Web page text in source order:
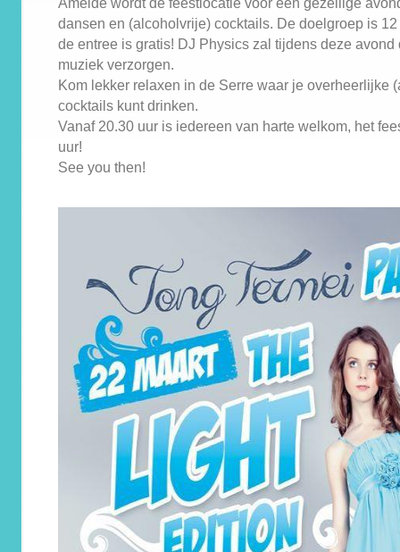
dansen en (alcoholvrije) cocktails. De doelgroep is
de entree is gratis! DJ Physics zal tijdens deze avond
muziek verzorgen.
Kom lekker relaxen in de Serre waar je overheerlijke
cocktails kunt drinken.
Vanaf 20.30 uur is iedereen van harte welkom, het
uur!
See you then!